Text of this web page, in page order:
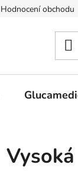
Hodnocení obchodu